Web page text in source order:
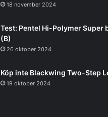
18 november 2024
Test: Pentel Hi-Polymer Super
(B)
26 oktober 2024
Köp inte Blackwing Two-Step
19 oktober 2024